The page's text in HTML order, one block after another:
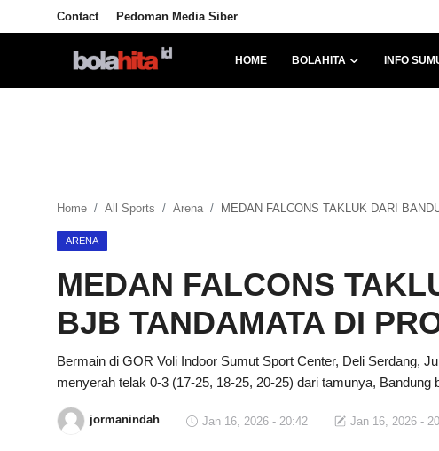
Contact Pedoman Media Siber
HOME BOLAHITA INFO
All Sports
Sportainment
Total Sports
Home All Sports Arena MEDAN FALCONS TAKLUK DARI
ARENA
MEDAN FALCONS
BJB TANDAMATA DI
Bermain di GOR Voli Indoor Sumut Sport Center, Deli Serdang,
menyerah telak 0-3 (17-25, 18-25, 20-25) dari tamunya, Bandung
jormanindah Jan 16, 2026 - 20:42 Jan 16, 2026 -